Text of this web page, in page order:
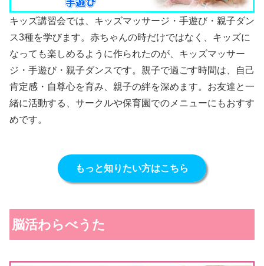
キッズ講習会では、キッズマッサージ・手遊び・親子ダン
ス3種を学びます。赤ちゃんの時だけではなく、キッズに
なっても楽しめるように作られたのが、キッズマッサー
ジ・手遊び・親子ダンスです。親子で過ごす時間は、自己
肯定感・自尊心を育み、親子の絆を深めます。お友達と一
緒に活動する、サークルや保育園でのメニューにもおすす
めです。
もっと知りたい方はこちら
脳活わらべうた